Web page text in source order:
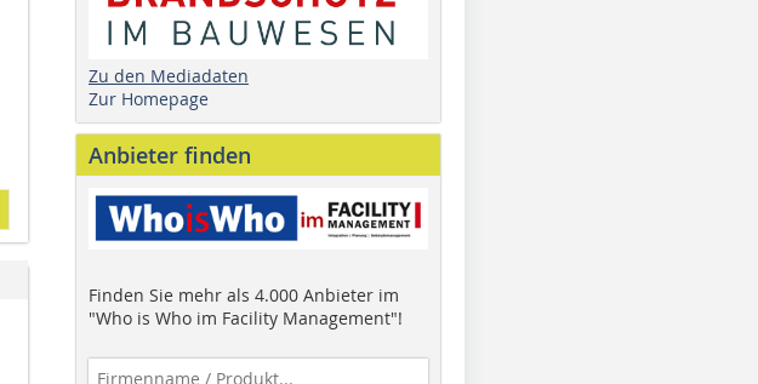
Zu den Mediadaten
Zur Homepage
Anbieter finden
Finden Sie mehr als 4.000 Anbieter im
"Who is Who im Facility Management"!